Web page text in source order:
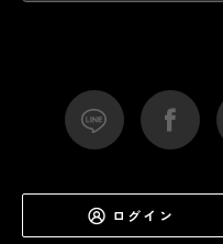
ログイン